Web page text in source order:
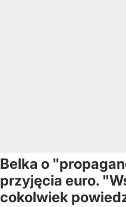
Belka o
przyjęcia euro.
cokolwiek